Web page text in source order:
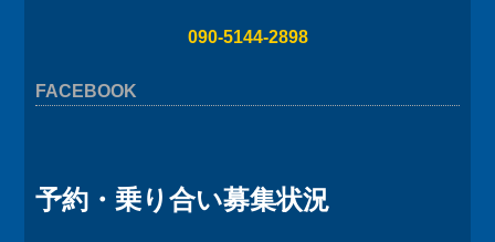
090-5144-2898
FACEBOOK
予約・乗り合い募集状況